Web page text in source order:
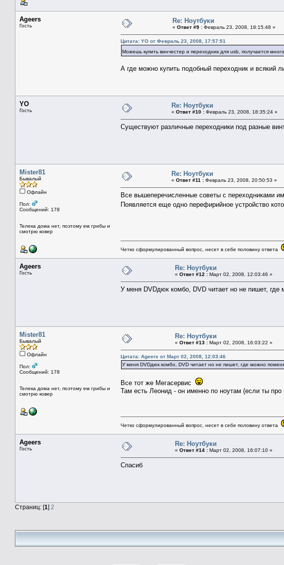
Ageers
Гость
Re: Ноутбуки
« Ответ #9 : Февраль 23, 2008, 18:15:48 »
Цитата: YO от Февраль 23, 2008, 17:57:51
Можешь купить винчестер и переходник для usb, получается
А где можно купить подобный переходник и всякий
YO
Гость
Re: Ноутбуки
« Ответ #10 : Февраль 23, 2008, 18:35:24 »
Существуют различные переходники под разные
Mister81
Бывалый
Офлайн
Пол:
Сообщений: 178
Телека дома нет, поэтому ем грибы и
смотрю ковер
Re: Ноутбуки
« Ответ #11 : Февраль 23, 2008, 20:50:53 »
Все вышеперечисленные советы с переходниками
Появляется еще одно перефирийное устройство
Четко сформулированный вопрос, несет в себе половину ответа
Ageers
Гость
Re: Ноутбуки
« Ответ #12 : Март 02, 2008, 12:03:46 »
У меня DVDдюк комбо, DVD читает но не пишет, где
Mister81
Бывалый
Офлайн
Пол:
Сообщений: 178
Телека дома нет, поэтому ем грибы и
смотрю ковер
Re: Ноутбуки
« Ответ #13 : Март 02, 2008, 16:03:22 »
Цитата: Ageers от Март 02, 2008, 12:03:46
У меня DVDдюк комбо, DVD читает но не пишет, где можно
Все тот же Мегасервис
Там есть Леонид - он именно по ноутам (если ты про
Четко сформулированный вопрос, несет в себе половину ответа
Ageers
Гость
Re: Ноутбуки
« Ответ #14 : Март 02, 2008, 16:07:10 »
Спасиб
Страниц: [1] 2